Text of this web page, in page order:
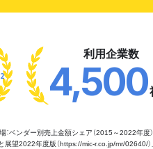
利用企業数
4,500
ンダー別売上金額シェア（2015～2022年度
2022年度版（https://mic-r.co.jp/mr/02640/）